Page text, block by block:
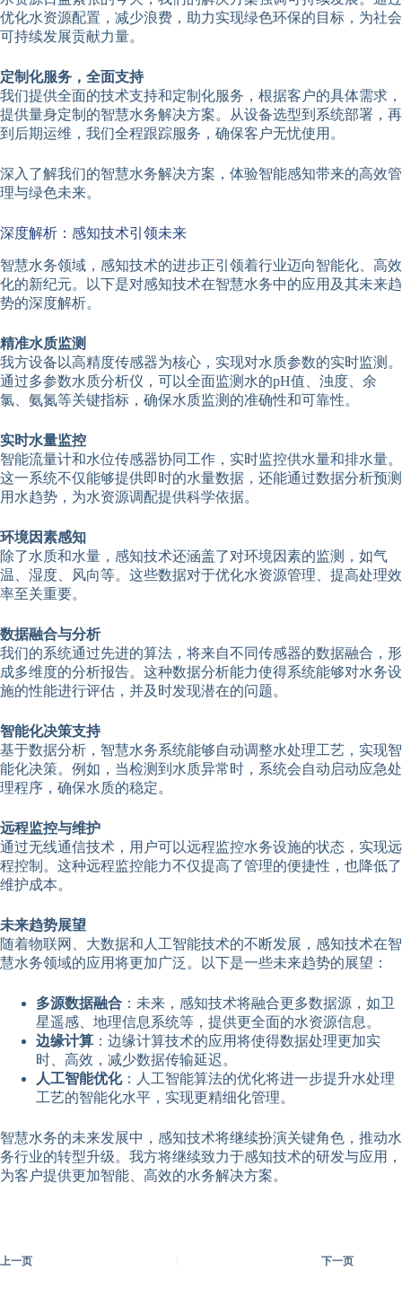
优化水资源配置，减少浪费，助力实现绿色环保的目标，为社会
可持续发展贡献力量。
定制化服务，全面支持
我们提供全面的技术支持和定制化服务，根据客户的具体需求，
提供量身定制的智慧水务解决方案。从设备选型到系统部署，再
到后期运维，我们全程跟踪服务，确保客户无忧使用。
深入了解我们的智慧水务解决方案，体验智能感知带来的高效管
理与绿色未来。
深度解析：感知技术引领未来
智慧水务领域，感知技术的进步正引领着行业迈向智能化、高效
化的新纪元。以下是对感知技术在智慧水务中的应用及其未来趋
势的深度解析。
精准水质监测
我方设备以高精度传感器为核心，实现对水质参数的实时监测。
通过多参数水质分析仪，可以全面监测水的pH值、浊度、余
氯、氨氮等关键指标，确保水质监测的准确性和可靠性。
实时水量监控
智能流量计和水位传感器协同工作，实时监控供水量和排水量。
这一系统不仅能够提供即时的水量数据，还能通过数据分析预测
用水趋势，为水资源调配提供科学依据。
环境因素感知
除了水质和水量，感知技术还涵盖了对环境因素的监测，如气
温、湿度、风向等。这些数据对于优化水资源管理、提高处理效
率至关重要。
数据融合与分析
我们的系统通过先进的算法，将来自不同传感器的数据融合，形
成多维度的分析报告。这种数据分析能力使得系统能够对水务设
施的性能进行评估，并及时发现潜在的问题。
智能化决策支持
基于数据分析，智慧水务系统能够自动调整水处理工艺，实现智
能化决策。例如，当检测到水质异常时，系统会自动启动应急处
理程序，确保水质的稳定。
远程监控与维护
通过无线通信技术，用户可以远程监控水务设施的状态，实现远
程控制。这种远程监控能力不仅提高了管理的便捷性，也降低了
维护成本。
未来趋势展望
随着物联网、大数据和人工智能技术的不断发展，感知技术在智
慧水务领域的应用将更加广泛。以下是一些未来趋势的展望：
多源数据融合 ：未来，感知技术将融合更多数据源，如卫
星遥感、地理信息系统等，提供更全面的水资源信息。
边缘计算 ：边缘计算技术的应用将使得数据处理更加实
时、高效，减少数据传输延迟。
人工智能优化：人工智能算法的优化将进一步提升水处理
工艺的智能化水平，实现更精细化管理。
智慧水务的未来发展中，感知技术将继续扮演关键角色，推动水
务行业的转型升级。我方将继续致力于感知技术的研发与应用，
为客户提供更加智能、高效的水务解决方案。
上一页 下一页